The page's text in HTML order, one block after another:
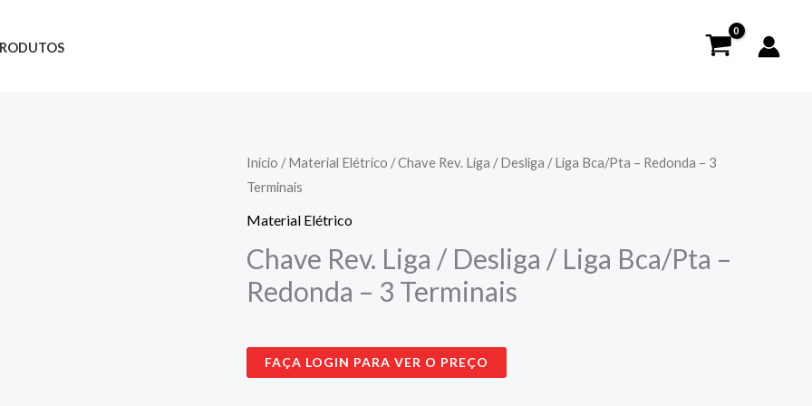
Início /Material Elétrico / Chave Rev. Liga / Desliga / Liga Bca/Pta – Redonda – 3
Terminais
Material Elétrico
Chave Rev. Liga / Desliga / Liga Bca/Pta –
Redonda – 3 Terminais
FAÇA LOGIN PARA VER O PREÇO